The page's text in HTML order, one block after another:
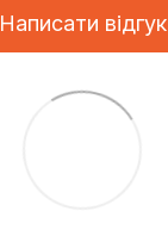
Написати відгук